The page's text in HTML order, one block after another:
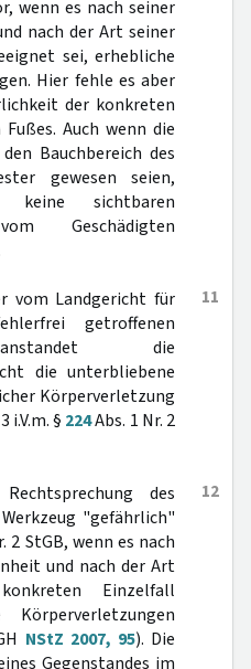
wenn es nach seiner
nach der Art seiner
sei, erhebliche
Hier fehle es aber
der konkreten
Auch wenn die
Bauchbereich des
gewesen seien,
keine sichtbaren
Geschädigten
11
vom Landgericht für
getroffenen
die
die unterbliebene
Körperverletzung
i.V.m. § 224Abs. 1 Nr. 2
12
des
"gefährlich"
2 StGB, wenn es nach
und nach der Art
Einzelfall
NStZ 2007, 95). Die
Gegenstandes im